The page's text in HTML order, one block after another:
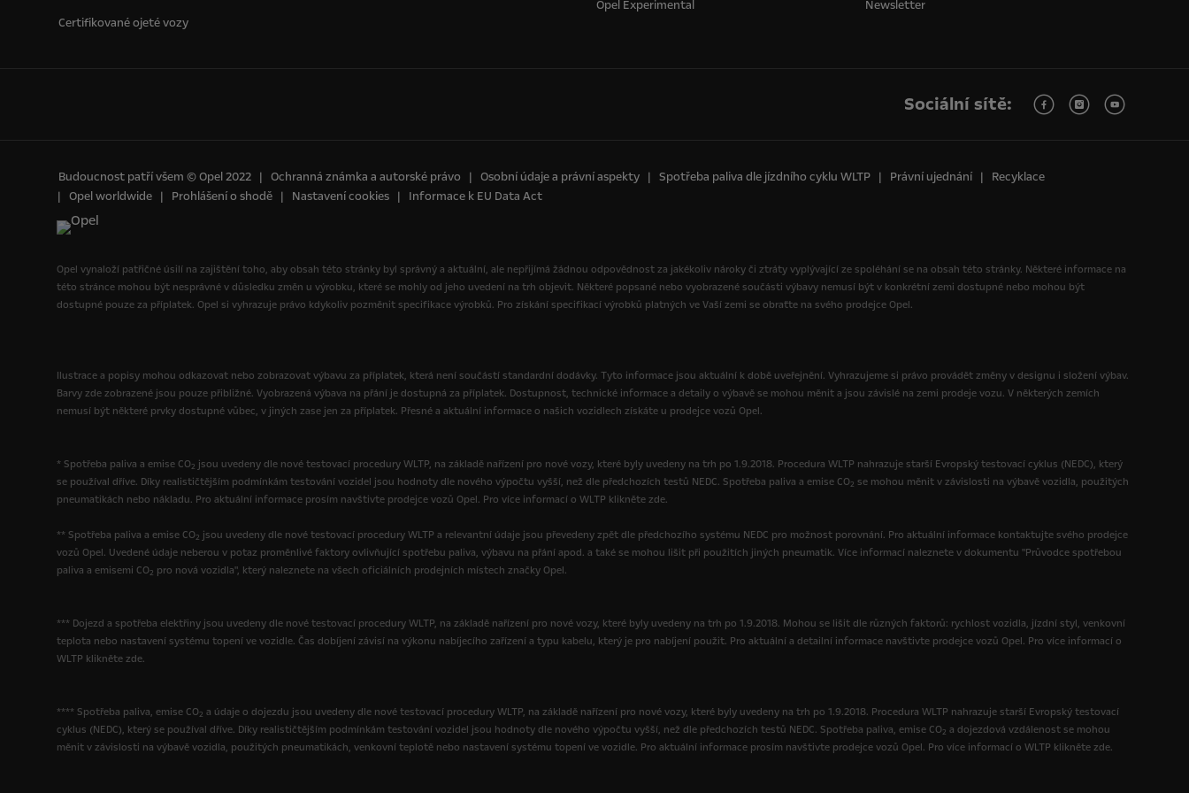
Certifikované ojeté vozy
Opel Experimental
Newsletter
Sociální sítě:
Budoucnost patří všem © Opel 2022 Ochranná známka a autorské právo Osobní údaje a právní aspekty Spotřeba paliva dle jízdního cyklu WLTP Právní ujednání
Recyklace
Opel worldwide
Prohlášení o shodě Nastavení cookies Informace k EU Data Act
Opel vynaloží patřičné úsilí na zajištění toho, aby obsah této stránky byl správný a aktuální, ale nepřijímá žádnou odpovědnost za jakékoliv nároky či ztráty vyplývající ze spoléhání se na obsah této stránky. Některé informace na
této stránce mohou být nesprávné v důsledku změn u výrobku, které se mohly od jeho uvedení na trh objevit. Některé popsané nebo vyobrazené součásti výbavy nemusí být v konkrétní zemi dostupné nebo mohou být
dostupné pouze za příplatek. Opel si vyhrazuje právo kdykoliv pozměnit specifikace výrobků. Pro získání specifikací výrobků platných ve Vaší zemi se obraťte na svého prodejce Opel.
Ilustrace a popisy mohou odkazovat nebo zobrazovat výbavu za příplatek, která není součástí standardní dodávky. Tyto informace jsou aktuální k době uveřejnění. Vyhrazujeme si právo provádět změny v designu i složení výbav.
Barvy zde zobrazené jsou pouze přibližné. Vyobrazená výbava na přání je dostupná za příplatek. Dostupnost, technické informace a detaily o výbavě se mohou měnit a jsou závislé na zemi prodeje vozu. V některých zemích
nemusí být některé prvky dostupné vůbec, v jiných zase jen za příplatek. Přesné a aktuální informace o našich vozidlech získáte u prodejce vozů Opel.
* Spotřeba paliva a emise CO2 jsou uvedeny dle nové testovací procedury WLTP, na základě nařízení pro nové vozy, které byly uvedeny na trh po 1.9.2018. Procedura WLTP nahrazuje starší Evropský testovací cyklus (NEDC), který
se používal dříve. Díky realističtějším podmínkám testování vozidel jsou hodnoty dle nového výpočtu vyšší, než dle předchozích testů NEDC. Spotřeba paliva a emise CO2 se mohou měnit v závislosti na výbavě vozidla, použitých
pneumatikách nebo nákladu. Pro aktuální informace prosím navštivte prodejce vozů Opel. Pro více informací o WLTP klikněte zde.
** Spotřeba paliva a emise CO2 jsou uvedeny dle nové testovací procedury WLTP a relevantní údaje jsou převedeny zpět dle předchozího systému NEDC pro možnost porovnání. Pro aktuální informace kontaktujte svého prodejce
vozů Opel. Uvedené údaje neberou v potaz proměnlivé faktory ovlivňující spotřebu paliva, výbavu na přání apod. a také se mohou lišit při použitích jiných pneumatik. Více informací naleznete v dokumentu "Průvodce spotřebou
paliva a emisemi CO2 pro nová vozidla", který naleznete na všech oficiálních prodejních místech značky Opel.
*** Dojezd a spotřeba elektřiny jsou uvedeny dle nové testovací procedury WLTP, na základě nařízení pro nové vozy, které byly uvedeny na trh po 1.9.2018. Mohou se lišit dle různých faktorů: rychlost vozidla, jízdní styl, venkovní
teplota nebo nastavení systému topení ve vozidle. Čas dobíjení závisí na výkonu nabíjecího zařízení a typu kabelu, který je pro nabíjení použit. Pro aktuální a detailní informace navštivte prodejce vozů Opel. Pro více informací o
WLTP klikněte zde.
**** Spotřeba paliva, emise CO2 a údaje o dojezdu jsou uvedeny dle nové testovací procedury WLTP, na základě nařízení pro nové vozy, které byly uvedeny na trh po 1.9.2018. Procedura WLTP nahrazuje starší Evropský testovací
cyklus (NEDC), který se používal dříve. Díky realističtějším podmínkám testování vozidel jsou hodnoty dle nového výpočtu vyšší, než dle předchozích testů NEDC. Spotřeba paliva, emise CO2 a dojezdová vzdálenost se mohou
měnit v závislosti na výbavě vozidla, použitých pneumatikách, venkovní teplotě nebo nastavení systému topení ve vozidle. Pro aktuální informace prosím navštivte prodejce vozů Opel. Pro více informací o WLTP klikněte zde.